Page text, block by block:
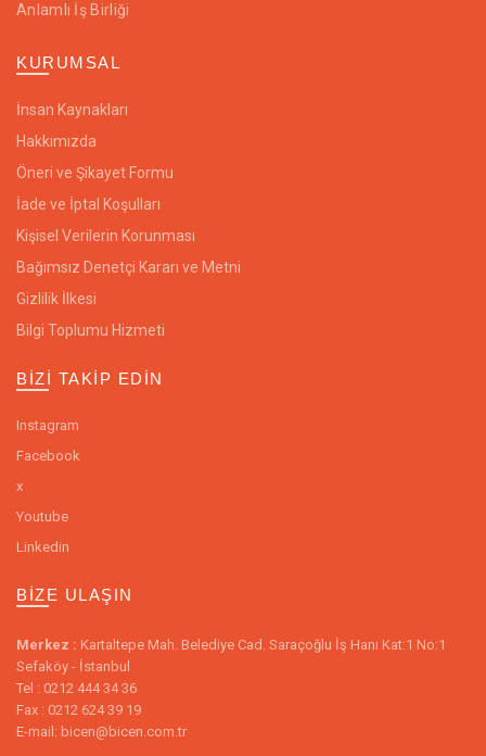
Anlamlı İş Birliği
KURUMSAL
İnsan Kaynakları
Hakkımızda
Öneri ve Şikayet Formu
İade ve İptal Koşulları
Kişisel Verilerin Korunması
Bağımsız Denetçi Kararı ve Metni
Gizlilik İlkesi
Bilgi Toplumu Hizmeti
BIZI TAKIP EDIN
Instagram
Facebook
x
Youtube
Linkedin
BIZE ULAŞIN
Merkez : Kartaltepe Mah. Belediye Cad. Saraçoğlu İş Hanı Kat:1 No:1
Sefaköy - İstanbul
Tel : 0212 444 34 36
Fax : 0212 624 39 19
E-mail: bicen@bicen.com.tr